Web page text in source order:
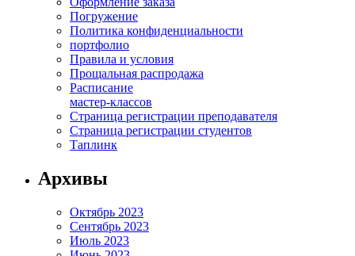
Погружение
Политика конфиденциальности
портфолио
Правила и условия
Прощальная распродажа
Расписание
мастер-классов
Страница регистрации преподавателя
Страница регистрации студентов
Таплинк
Архивы
Октябрь 2023
Сентябрь 2023
Июль 2023